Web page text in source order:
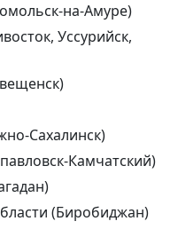
на-Амуре)
Уссурийск,
Сахалинск)
Камчатский)
(Биробиджан)